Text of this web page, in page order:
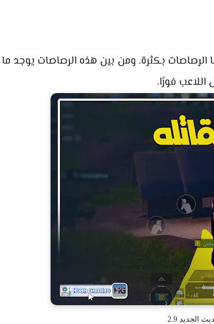
الرصاصات بكثرة. ومن بين هذه الرصاصات يوجد ما
فورًا.
الجديد 2.9